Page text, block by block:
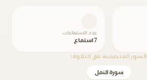
عدد الاستماعات
7 استماع
السور المتضمنة في التلاوة:
سورة النمل